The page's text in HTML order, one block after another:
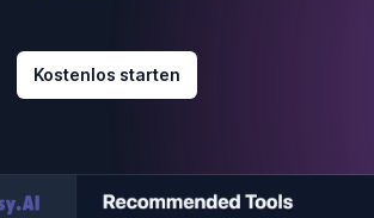
Kostenlos starten